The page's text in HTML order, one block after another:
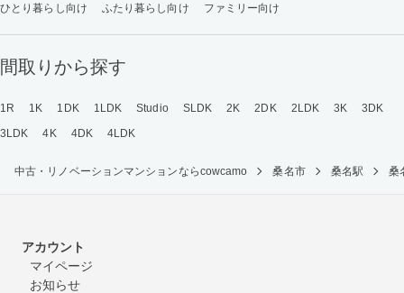
ひとり暮らし向け
ふたり暮らし向け ファミリー向け
間取りから探す
1R 1K 1DK 1LDK Studio SLDK 2K 2DK 2LDK 3K
3DK
3LDK
4K 4DK 4LDK
中古・リノベーションマンションならcowcamo 桑名市 桑名駅 桑
アカウント
マイページ
お知らせ